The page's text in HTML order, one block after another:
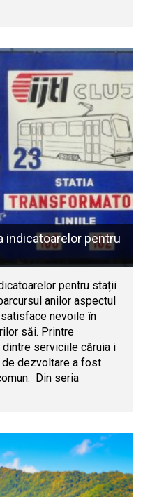
indicatoarelor pentru
pentru stații
anilor aspectul
nevoile în
săi. Printre
serviciile căruia i
dezvoltare a fost
Din seria